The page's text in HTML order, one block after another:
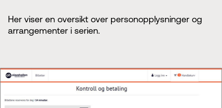
Her viser en oversikt over personopplysninger og
arrangementer i serien.